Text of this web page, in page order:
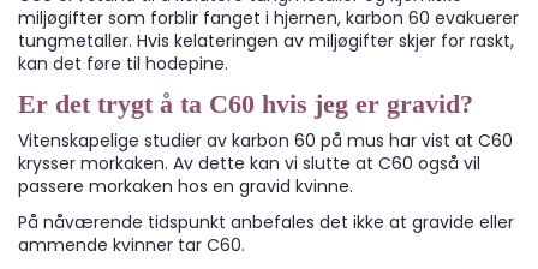
miljøgifter som forblir fanget i hjernen, karbon 60 evakuerer
tungmetaller. Hvis kelateringen av miljøgifter skjer for raskt,
kan det føre til hodepine.
Er det trygt å ta C60 hvis jeg er gravid?
Vitenskapelige studier av karbon 60 på mus har vist at C60
krysser morkaken. Av dette kan vi slutte at C60 også vil
passere morkaken hos en gravid kvinne.
På nåværende tidspunkt anbefales det ikke at gravide eller
ammende kvinner tar C60.